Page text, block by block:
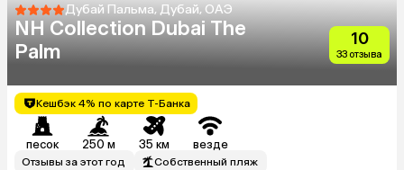
Дубай Пальма, Дубай, ОАЭ
NH Collection Dubai The
Palm
10
33 отзыва
Кешбэк 4% по карте Т-Банка
песок 250 м 35 км везде
Отзывы за этот год Собственный пляж